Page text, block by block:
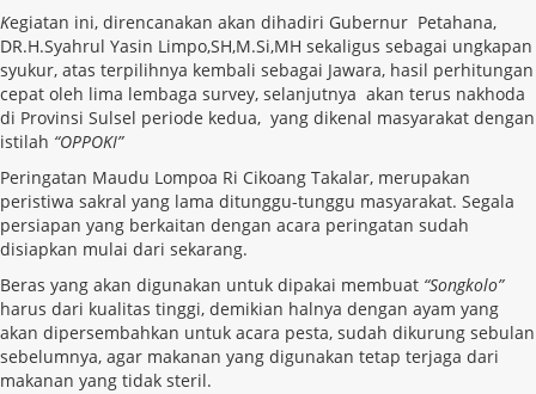
Kegiatan ini, direncanakan akan dihadiri Gubernur Petahana,
DR.H.Syahrul Yasin Limpo,SH,M.Si,MH sekaligus sebagai ungkapan
syukur, atas terpilihnya kembali sebagai Jawara, hasil perhitungan
cepat oleh lima lembaga survey, selanjutnya akan terus nakhoda
di Provinsi Sulsel periode kedua, yang dikenal masyarakat dengan
istilah “OPPOKI”
Peringatan Maudu Lompoa Ri Cikoang Takalar, merupakan
peristiwa sakral yang lama ditunggu-tunggu masyarakat. Segala
persiapan yang berkaitan dengan acara peringatan sudah
disiapkan mulai dari sekarang.
Beras yang akan digunakan untuk dipakai membuat “Songkolo”
harus dari kualitas tinggi, demikian halnya dengan ayam yang
akan dipersembahkan untuk acara pesta, sudah dikurung sebulan
sebelumnya, agar makanan yang digunakan tetap terjaga dari
makanan yang tidak steril.